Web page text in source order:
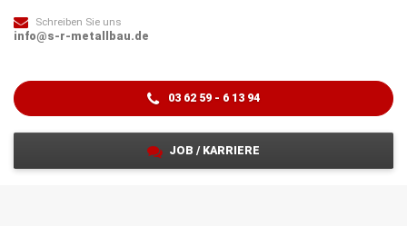
JOB / KARRIERE
Schreiben Sie uns
info@s-r-metallbau.de
03 62 59 - 6 13 94